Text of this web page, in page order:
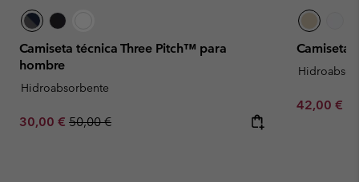
Camiseta técnica Three Pitch™ para
hombre
Hidroabsorbente
Sale price:
30,00 € Regular price:
50,00 €
Camiseta
Minimum
42,00 €